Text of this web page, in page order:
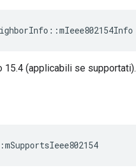
::mIeee802154Info
(applicabili se supportati).
mSupportsIeee802154